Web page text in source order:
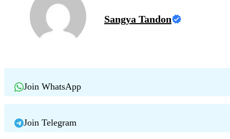
Sangya Tandon
Join WhatsApp
Join Telegram